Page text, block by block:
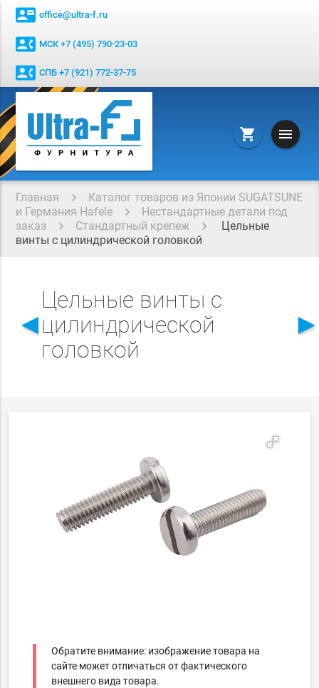
contact_mail office@ultra-f.ru
contact_phone МСК +7 (495) 790-23-03
contact_phone СПБ +7 (921) 772-37-75
shopping_cart menu
Главная
Каталог товаров из Японии SUGATSUNE
и Германия Hafele
Нестандартные детали под
заказ
Стандартный крепеж
Цельные
винты с цилиндрической головкой
◄
Цельные винты с
цилиндрической
головкой
Обратите внимание: изображение товара на
сайте может отличаться от фактического
внешнего вида товара.